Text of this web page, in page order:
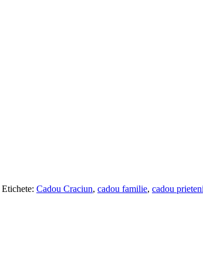
Etichete: Cadou Craciun, cadou familie, cadou prieteni